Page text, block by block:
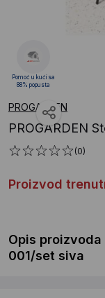
PROGARDEN
PROGARDEN
(0)
Proizvod
Pomoć u kući sa
88% popusta
Opis proizvoda
001/set siva